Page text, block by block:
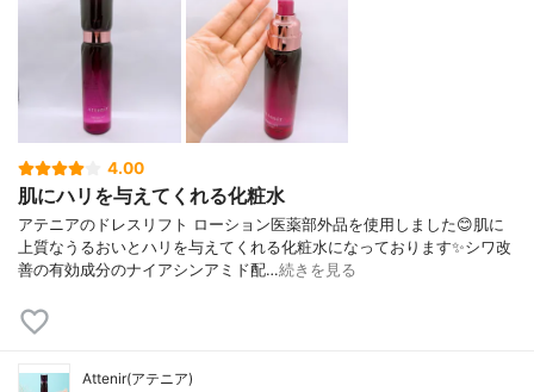
4.00
肌にハリを与えてくれる化粧水
アテニアのドレスリフト ローション医薬部外品を使用しました😊肌に
上質なうるおいとハリを与えてくれる化粧水になっております✨シワ改
善の有効成分のナイアシンアミド配…続きを見る
Attenir(アテニア)